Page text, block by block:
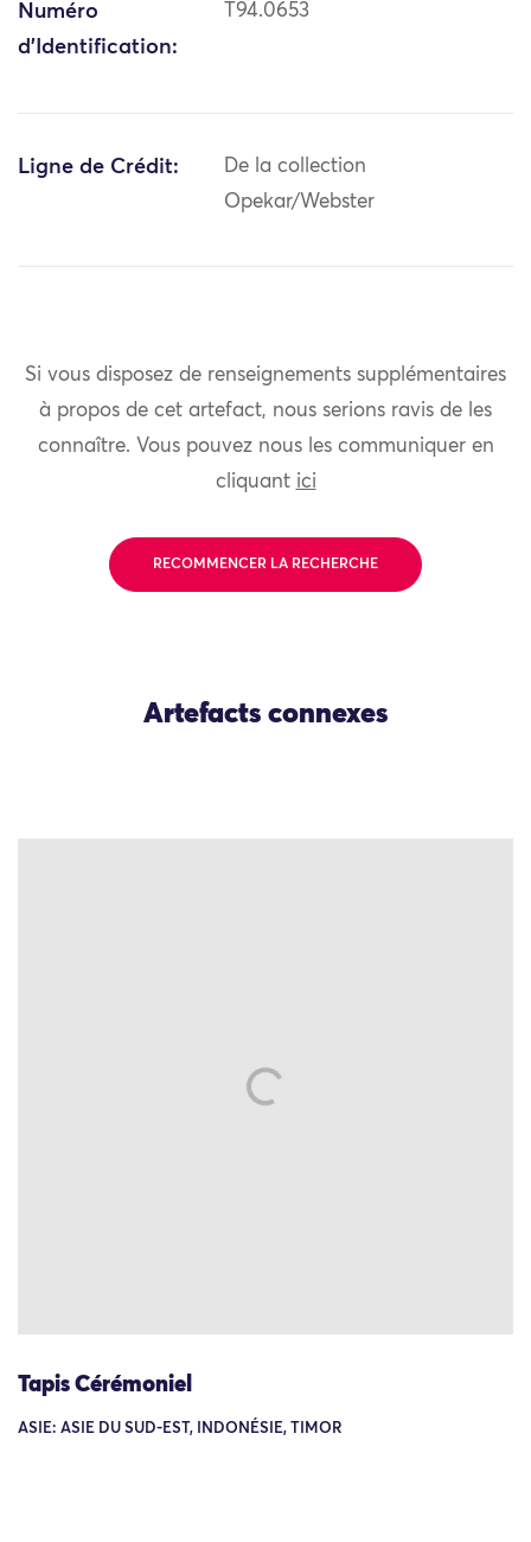
Numéro
d'Identification:
T94.0653
Ligne de Crédit:
De la collection
Opekar/Webster
Si vous disposez de renseignements supplémentaires
à propos de cet artefact, nous serions ravis de les
connaître. Vous pouvez nous les communiquer en
cliquant ici
RECOMMENCER LA RECHERCHE
Artefacts connexes
Tapis Cérémoniel
ASIE: ASIE DU SUD-EST, INDONÉSIE, TIMOR